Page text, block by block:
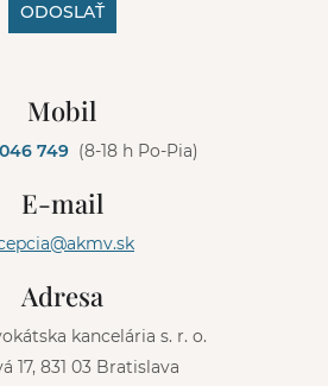
ODOSLAŤ
Mobil
046 749 (8-18 h Po-Pia)
E-mail
Adresa
kancelária s. r. o.
17, 831 03 Bratislava